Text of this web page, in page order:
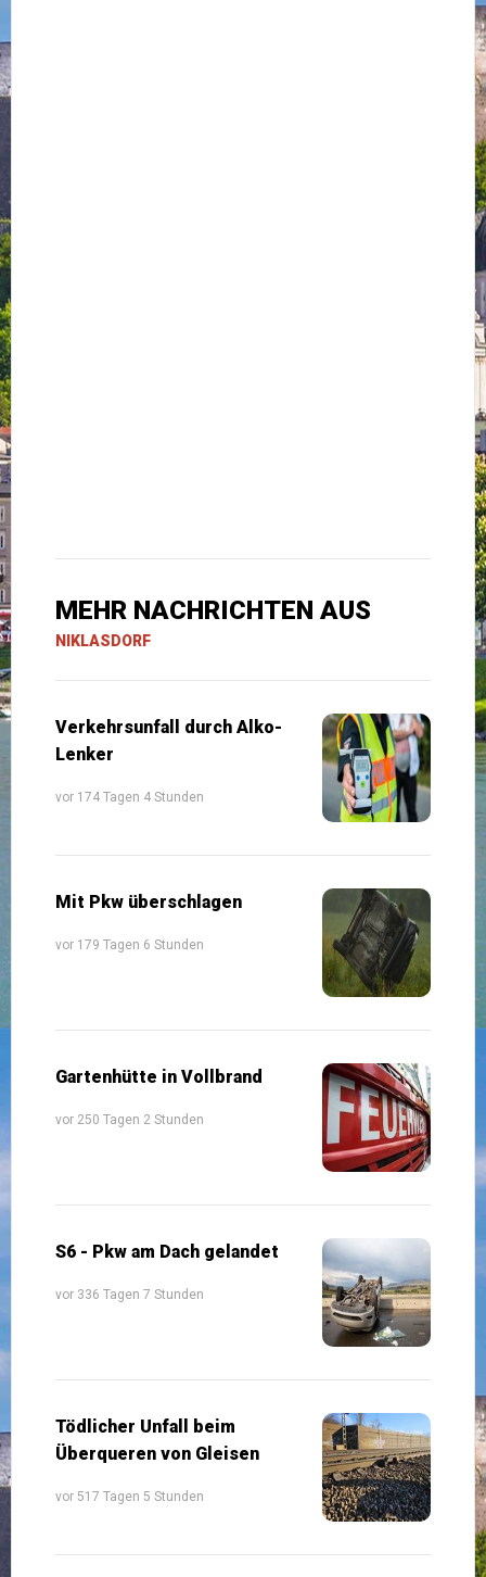
MEHR NACHRICHTEN AUS
NIKLASDORF
Verkehrsunfall durch Alko-
Lenker
vor 174 Tagen 4 Stunden
Mit Pkw überschlagen
vor 179 Tagen 6 Stunden
Gartenhütte in Vollbrand
vor 250 Tagen 2 Stunden
S6 - Pkw am Dach gelandet
vor 336 Tagen 7 Stunden
Tödlicher Unfall beim
Überqueren von Gleisen
vor 517 Tagen 5 Stunden